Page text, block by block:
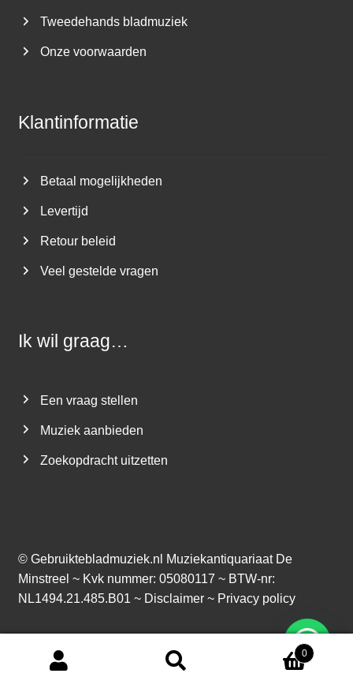
Tweedehands bladmuziek
Onze voorwaarden
Klantinformatie
Betaal mogelijkheden
Levertijd
Retour beleid
Veel gestelde vragen
Ik wil graag…
Een vraag stellen
Muziek aanbieden
Zoekopdracht uitzetten
© Gebruiktebladmuziek.nl
Muziekantiquariaat De
Minstreel ~ Kvk nummer: 05080117 ~ BTW-nr:
NL1494.21.485.B01 ~ Disclaimer~ Privacy policy
0